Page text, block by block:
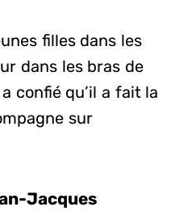
filles dans les
dans les bras de
confié qu’il a fait la
sur
Jacques